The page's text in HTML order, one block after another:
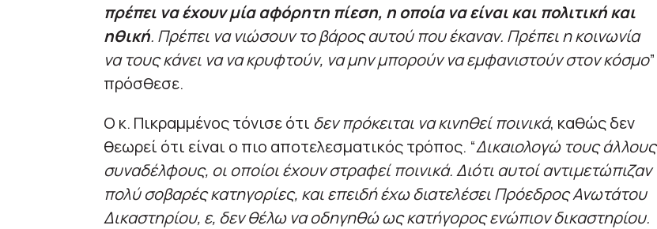
πρέπει να έχουν μία αφόρητη πίεση, η οποία να είναι και πολιτική και
ηθική. Πρέπει να νιώσουν το βάρος αυτού που έκαναν. Πρέπει η κοινωνία
να τους κάνει να να κρυφτούν, να μην μπορούν να εμφανιστούν στον κόσμο”
πρόσθεσε.
Ο κ. Πικραμμένος τόνισε ότι δεν πρόκειται να κινηθεί ποινικά, καθώς δεν
θεωρεί ότι είναι ο πιο αποτελεσματικός τρόπος. “Δικαιολογώ τους άλλους
συναδέλφους, οι οποίοι έχουν στραφεί ποινικά. Διότι αυτοί αντιμετώπιζαν
πολύ σοβαρές κατηγορίες, και επειδή έχω διατελέσει Πρόεδρος Ανωτάτου
Δικαστηρίου, ε, δεν θέλω να οδηγηθώ ως κατήγορος ενώπιον δικαστηρίου.